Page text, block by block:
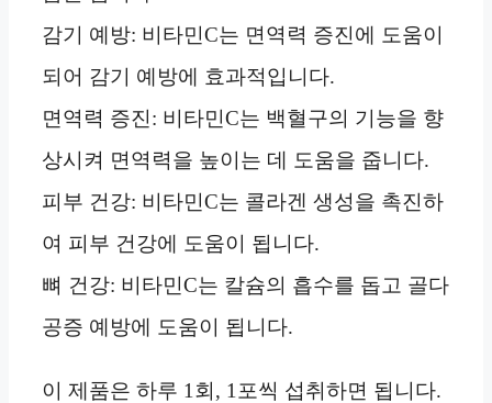
감기 예방: 비타민C는 면역력 증진에 도움이
되어 감기 예방에 효과적입니다.
면역력 증진: 비타민C는 백혈구의 기능을 향
상시켜 면역력을 높이는 데 도움을 줍니다.
피부 건강: 비타민C는 콜라겐 생성을 촉진하
여 피부 건강에 도움이 됩니다.
뼈 건강: 비타민C는 칼슘의 흡수를 돕고 골다
공증 예방에 도움이 됩니다.
이 제품은 하루 1회, 1포씩 섭취하면 됩니다.